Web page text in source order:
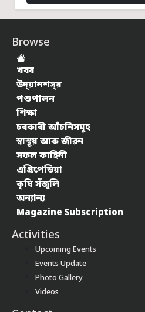
Browse
খবৰ
উদ্য়ানশস্য়
পশুপালন
শিক্ষা
চৰকাৰী আঁচনিসমূহ
স্বাস্থ্য় আৰু জীৱন
সফল কাহিনী
এগ্ৰিপেডিয়া
কৃষি সঁজুলি
অন্যান্য
Magazine Subscription
Activities
Upcoming Events
Events Update
Photo Gallery
Videos